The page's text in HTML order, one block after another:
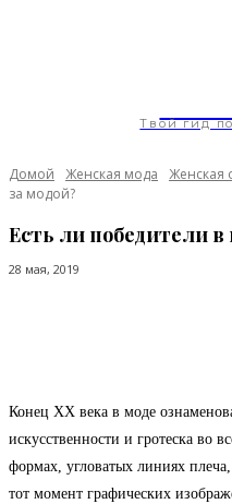
Твой гид
Домой Женская мода Женская
за модой?
Есть ли победители в
28 мая, 2019
Конец XX века в моде
искусственности и гротеска во
формах, угловатых линиях
тот момент графических